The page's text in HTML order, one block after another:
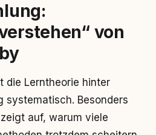
von
die Lerntheorie hinter
systematisch. Besonders
auf, warum viele